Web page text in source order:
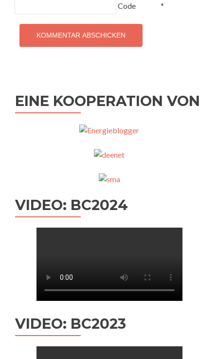
Code
*
EINE KOOPERATION VON
VIDEO: BC2024
VIDEO: BC2023